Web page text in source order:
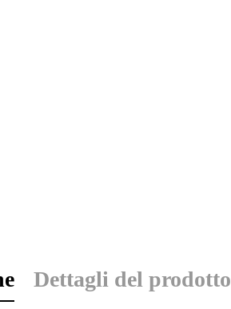
Dettagli del prodotto